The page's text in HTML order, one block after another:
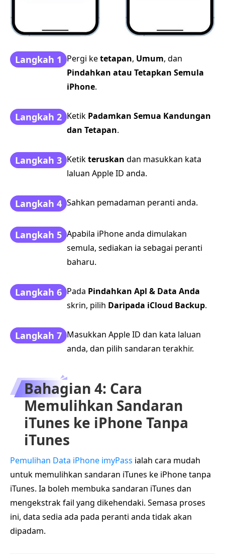
Langkah 1 Pergi ketetapan, Umum, dan
Pindahkan atau Tetapkan Semula
iPhone.
Langkah 2 Ketik Padamkan Semua Kandungan
dan Tetapan.
Langkah 3 Ketikteruskan dan masukkan kata
laluan Apple ID anda.
Langkah 4 Sahkan pemadaman peranti anda.
Langkah 5 Apabila iPhone anda dimulakan
semula, sediakan ia sebagai peranti
baharu.
Langkah 6 Pada Pindahkan Apl & Data Anda
skrin, pilih Daripada iCloud Backup.
Langkah 7 Masukkan Apple ID dan kata laluan
anda, dan pilih sandaran terakhir.
Bahagian 4: Cara
Memulihkan Sandaran
iTunes ke iPhone Tanpa
iTunes
Pemulihan Data iPhone imyPass ialah cara mudah
untuk memulihkan sandaran iTunes ke iPhone tanpa
iTunes. Ia boleh membuka sandaran iTunes dan
mengekstrak fail yang dikehendaki. Semasa proses
ini, data sedia ada pada peranti anda tidak akan
dipadam.